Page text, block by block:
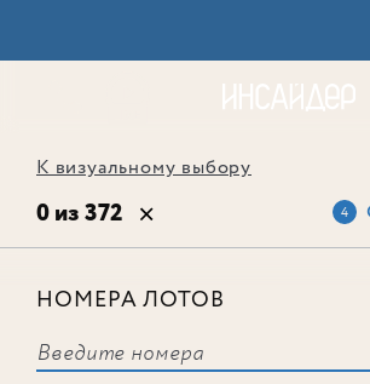
К визуальному выбору
0 из 372 4
НОМЕРА ЛОТОВ
соответствует ни